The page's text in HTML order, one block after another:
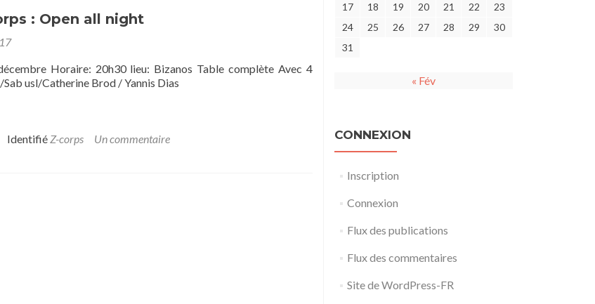
: Open all night
Horaire: 20h30 lieu: Bizanos Table complète Avec 4
usl/Catherine Brod / Yannis Dias
Identifié Z-corps Un commentaire
17
18 19 20 21 22
23
24
25 26 27 28 29
30
31
« Fév
CONNEXION
Inscription
Connexion
Flux des publications
Flux des commentaires
Site de WordPress-FR